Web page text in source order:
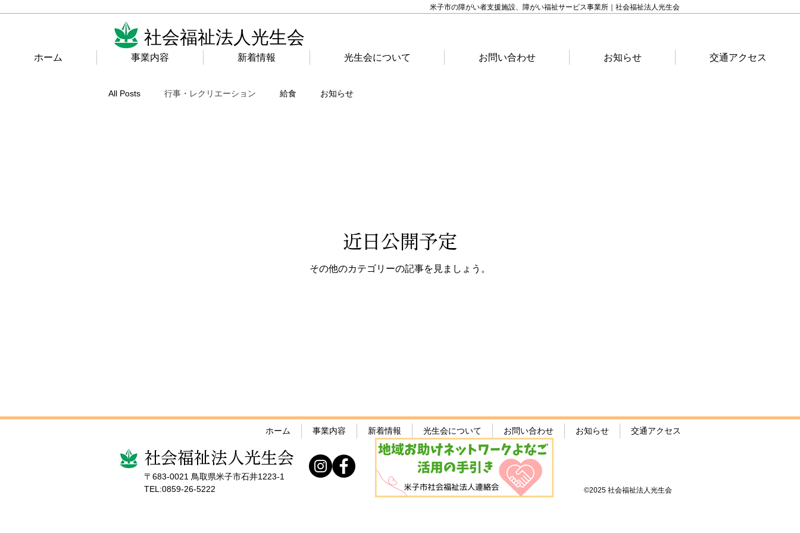
米子市の障がい者支援施設、障がい福祉サービス事業所｜社会福祉法人光生会
社会福祉法人光生会
ホーム 事業内容 新着情報 光生会について お問い合わせ お知らせ 交通アクセス
All Posts 行事・レクリエーション 給食 お知らせ
近日公開予定
その他のカテゴリーの記事を見ましょう。
ホーム 事業内容 新着情報 光生会について お問い合わせ お知らせ 交通アクセス
社会福祉法人光生会
〒683-0021 鳥取県米子市石井1223-1
TEL:0859-26-5222
©2025 社会福祉法人光生会